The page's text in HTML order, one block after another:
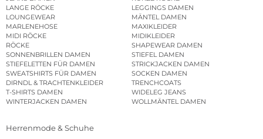
LANGE RÖCKE
LEGGINGS DAMEN
LOUNGEWEAR
MÄNTEL DAMEN
MARLENEHOSE
MAXIKLEIDER
MIDI RÖCKE
MIDIKLEIDER
RÖCKE
SHAPEWEAR DAMEN
SONNENBRILLEN DAMEN
STIEFEL DAMEN
STIEFELETTEN FÜR DAMEN
STRICKJACKEN DAMEN
SWEATSHIRTS FÜR DAMEN
SOCKEN DAMEN
DIRNDL & TRACHTENKLEIDER
TRENCHCOATS
T-SHIRTS DAMEN
WIDELEG JEANS
WINTERJACKEN DAMEN
WOLLMÄNTEL DAMEN
Herrenmode & Schuhe